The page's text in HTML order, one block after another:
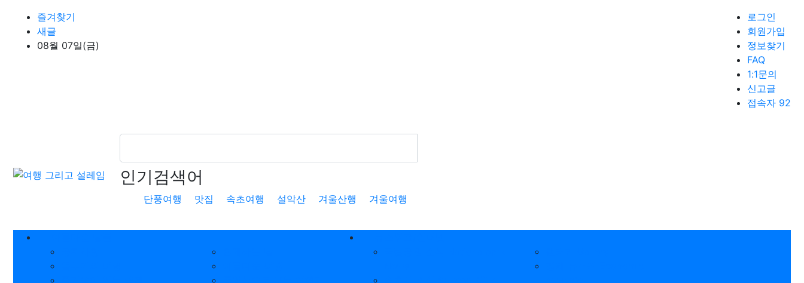
상단 네비
즐겨찾기
새글
08월 07일(금)
로그인
회원가입
정보찾기
FAQ
1:1문의
신고글
접속자 92
인기검색어
단풍여행 맛집 속초여행 설악산 겨울산행 겨울여행
메인 메뉴